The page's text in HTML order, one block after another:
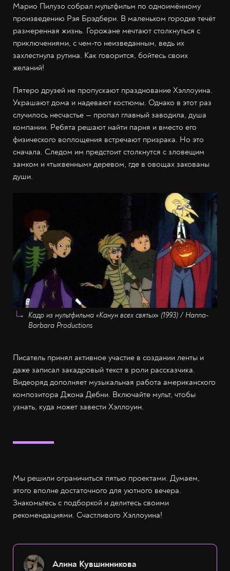
Марио Пилузо собрал мультфильм по одноимённому
произведению Рэя Брэдбери. В маленьком городке течёт
размеренная жизнь. Горожане мечтают столкнуться с
приключениями, с чем-то неизведанным, ведь их
захлестнула рутина. Как говорится, бойтесь своих
желаний!
Пятеро друзей не пропускают празднование Хэллоуина.
Украшают дома и надевают костюмы. Однако в этот раз
случилось несчастье — пропал главный заводила, душа
компании. Ребята решают найти парня и вместо его
физического воплощения встречают призрака. Но это
сначала. Следом им предстоит столкнутся с зловещим
замком и «тыквенным» деревом, где в овощах закованы
души.
Кадр из мультфильма «Канун всех святых» (1993) / Hanna-
Barbara Productions
Писатель принял активное участие в создании ленты и
даже записал закадровый текст в роли рассказчика.
Видеоряд дополняет музыкальная работа американского
композитора Джона Дебни. Включайте мульт, чтобы
узнать, куда может завести Хэллоуин.
Мы решили ограничиться пятью проектами. Думаем,
этого вполне достаточного для уютного вечера.
Знакомьтесь с подборкой и делитесь своими
рекомендациями. Счастливого Хэллоуина!
Алина Кувшинникова